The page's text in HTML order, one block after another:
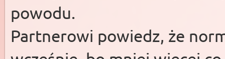
powodu.
Partnerowi powiedz, że